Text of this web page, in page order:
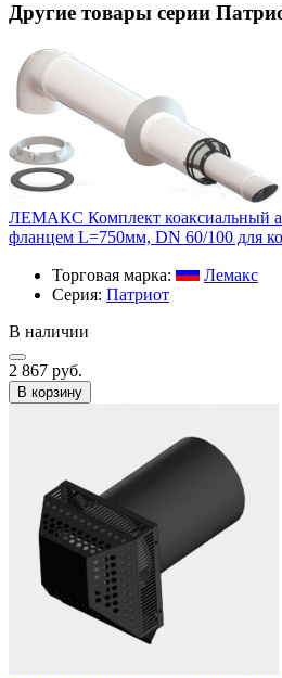
Другие товары серии
ЛЕМАКС Комплект коаксиальный
фланцем L=750мм, DN 60/100 для
Торговая марка:
Лемакс
Серия: Патриот
В наличии
2 867 руб.
В корзину